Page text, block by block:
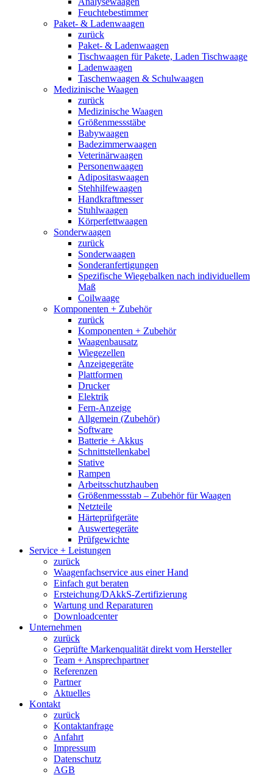
Feuchtebestimmer
Paket- & Ladenwaagen
zurück
Paket- & Ladenwaagen
Tischwaagen für Pakete, Laden Tischwaage
Ladenwaagen
Taschenwaagen & Schulwaagen
Medizinische Waagen
zurück
Medizinische Waagen
Größenmessstäbe
Babywaagen
Badezimmerwaagen
Veterinärwaagen
Personenwaagen
Adipositaswaagen
Stehhilfewaagen
Handkraftmesser
Stuhlwaagen
Körperfettwaagen
Sonderwaagen
zurück
Sonderwaagen
Sonderanfertigungen
Spezifische Wiegebalken nach individuellem
Maß
Coilwaage
Komponenten + Zubehör
zurück
Komponenten + Zubehör
Waagenbausatz
Wiegezellen
Anzeigegeräte
Plattformen
Drucker
Elektrik
Fern-Anzeige
Allgemein (Zubehör)
Software
Batterie + Akkus
Schnittstellenkabel
Stative
Rampen
Arbeitsschutzhauben
Größenmessstab – Zubehör für Waagen
Netzteile
Härteprüfgeräte
Auswertegeräte
Prüfgewichte
Service + Leistungen
zurück
Waagenfachservice aus einer Hand
Einfach gut beraten
Ersteichung/DAkkS-Zertifizierung
Wartung und Reparaturen
Downloadcenter
Unternehmen
zurück
Geprüfte Markenqualität direkt vom Hersteller
Team + Ansprechpartner
Referenzen
Partner
Aktuelles
Kontakt
zurück
Kontaktanfrage
Anfahrt
Impressum
Datenschutz
AGB